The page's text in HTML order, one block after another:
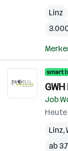
Linz
Job
Linz,
ab